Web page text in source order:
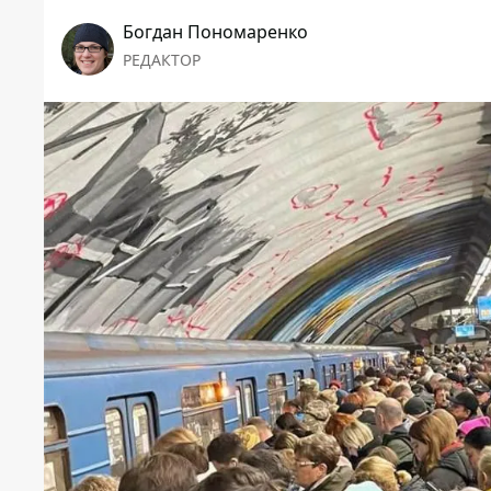
Богдан Пономаренко
РЕДАКТОР